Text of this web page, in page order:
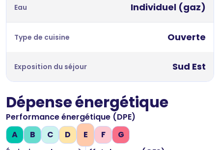
Eau Individuel (gaz)
Type de cuisine Ouverte
Exposition du séjour Sud Est
Dépense énergétique
Performance énergétique (DPE)
A
B C D E F
G